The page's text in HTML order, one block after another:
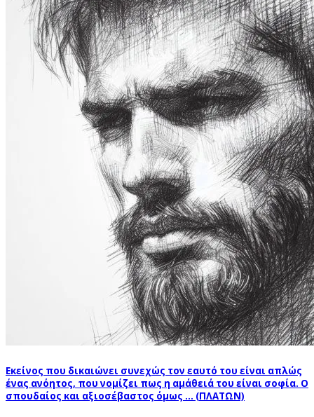
Εκείνος που δικαιώνει συνεχώς τον εαυτό του είναι απλώς
ένας ανόητος, που νομίζει πως η αμάθειά του είναι σοφία. Ο
σπουδαίος και αξιοσέβαστος όμως … (ΠΛΑΤΩΝ)